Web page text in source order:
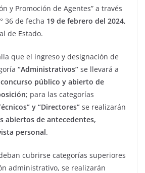
y Promoción de Agentes” a través
36 de fecha 19 de febrero del 2024,
de Estado.
que el ingreso y designación de
“Administrativos” se llevará a
concurso público y abierto de
; para las categorías
y “Directores” se realizarán
abiertos de antecedentes,
personal.
cubrirse categorías superiores
administrativo, se realizarán